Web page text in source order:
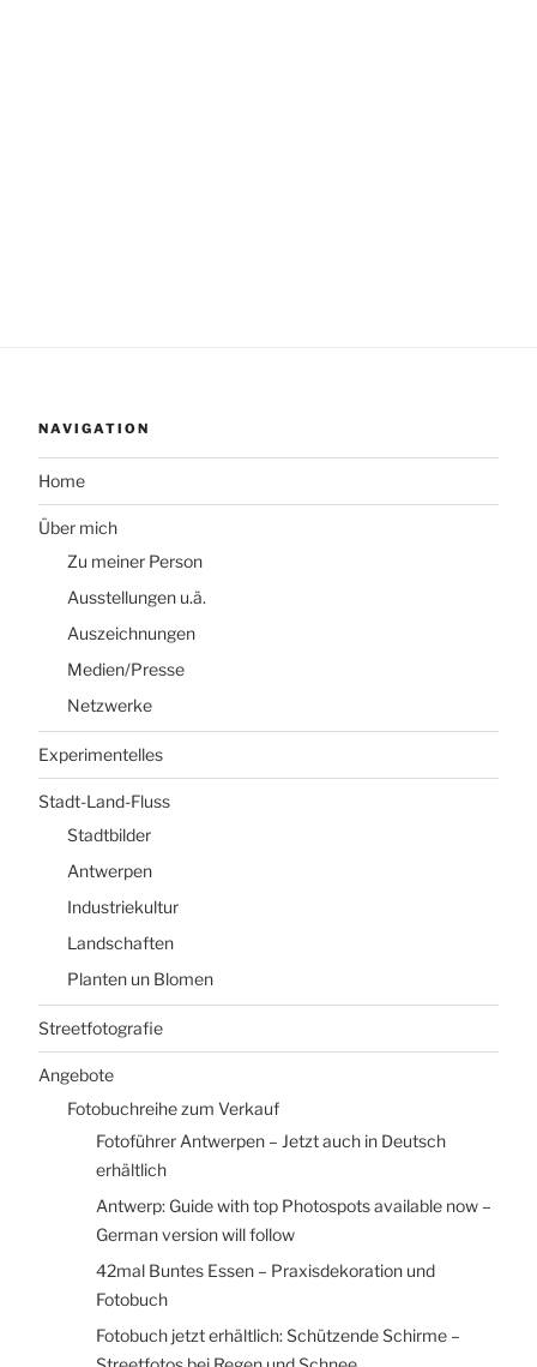
NAVIGATION
Home
Über mich
Zu meiner Person
Ausstellungen u.ä.
Auszeichnungen
Medien/Presse
Netzwerke
Experimentelles
Stadt-Land-Fluss
Stadtbilder
Antwerpen
Industriekultur
Landschaften
Planten un Blomen
Streetfotografie
Angebote
Fotobuchreihe zum Verkauf
Fotoführer Antwerpen – Jetzt auch in Deutsch
erhältlich
Antwerp: Guide with top Photospots available now –
German version will follow
42mal Buntes Essen – Praxisdekoration und
Fotobuch
Fotobuch jetzt erhältlich: Schützende Schirme –